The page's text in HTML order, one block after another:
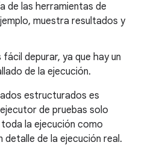
de las herramientas de
muestra resultados y
depurar, ya que hay un
de la ejecución.
estructurados es
de pruebas solo
la ejecución como
detalle de la ejecución real.